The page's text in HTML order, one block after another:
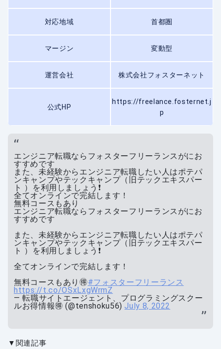
対応地域 首都圏
マージン 変動型
運営会社 株式会社フォスターネット
公式HP
https://freelance.fosternet.j
p
エンジニア転職ならフォスターフリーランスがにお
すすめです
また、未経験からエンジニア転職したい人はポテパ
ンキャンプやテックキャンプ（旧テックエキスパー
ト ）を利用しましょう❗️
全てオンラインで完結します！
無料コースもあり
エンジニア転職ならフォスターフリーランスがにお
すすめです
また、未経験からエンジニア転職したい人はポテパ
ンキャンプやテックキャンプ（旧テックエキスパー
ト ）を利用しましょう❗️
全てオンラインで完結します！
無料コースもあり🉐#フォスターフリーランス
https://t.co/OSxLxgWrmZ
— 転職サイトエージェント、プログラミングスクー
ルお得情報🉐 (@tenshoku56)July 8, 2022
▼関連記事